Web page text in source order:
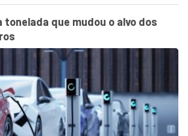
tonelada que mudou o alvo dos